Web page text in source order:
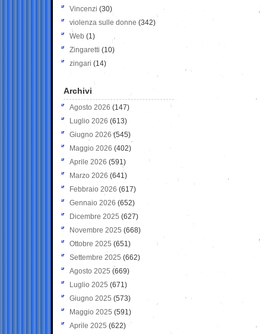
Vincenzi (30)
violenza sulle donne (342)
Web (1)
Zingaretti (10)
zingari (14)
Archivi
Agosto 2026 (147)
Luglio 2026 (613)
Giugno 2026 (545)
Maggio 2026 (402)
Aprile 2026 (591)
Marzo 2026 (641)
Febbraio 2026 (617)
Gennaio 2026 (652)
Dicembre 2025 (627)
Novembre 2025 (668)
Ottobre 2025 (651)
Settembre 2025 (662)
Agosto 2025 (669)
Luglio 2025 (671)
Giugno 2025 (573)
Maggio 2025 (591)
Aprile 2025 (622)